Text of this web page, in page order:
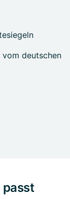
deutschen
passt